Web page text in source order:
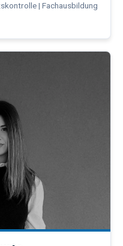
| Fachausbildung